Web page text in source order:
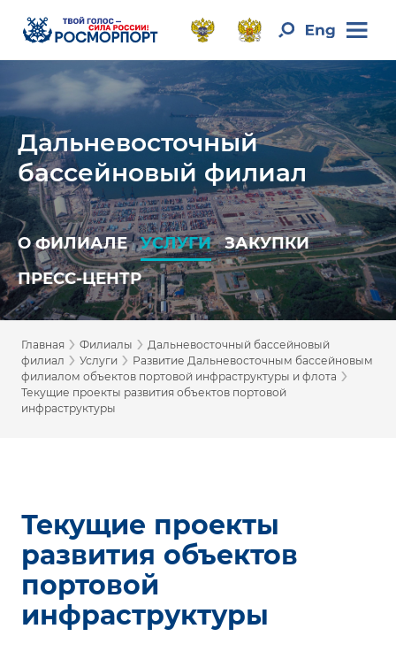
Дальневосточный
бассейновый филиал
О ФИЛИАЛЕ УСЛУГИ
ЗАКУПКИ
ПРЕСС-ЦЕНТР
Главная › Филиалы › Дальневосточный бассейновый
филиал › Услуги › Развитие Дальневосточным бассейновым
филиалом объектов портовой инфраструктуры и флота ›
Текущие проекты развития объектов портовой
инфраструктуры
Текущие проекты
развития объектов
портовой
инфраструктуры